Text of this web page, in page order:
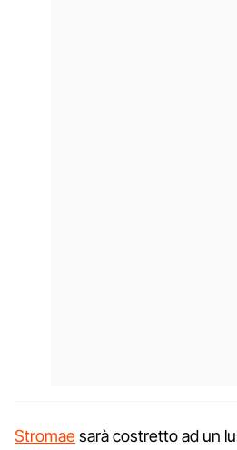
Stromaesarà costretto ad un